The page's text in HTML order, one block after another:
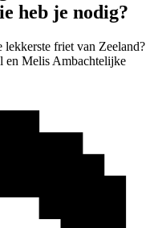
heb je nodig?
lekkerste friet van Zeeland?
en Melis Ambachtelijke